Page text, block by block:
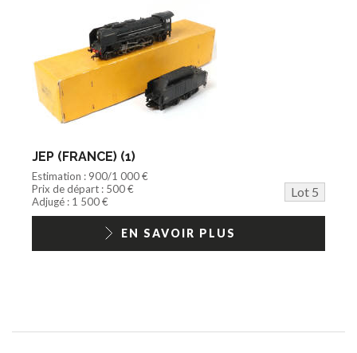
JEP (FRANCE) (1)
Estimation : 900/1 000 €
Prix de départ : 500 €
Lot 5
Adjugé : 1 500 €
EN SAVOIR PLUS